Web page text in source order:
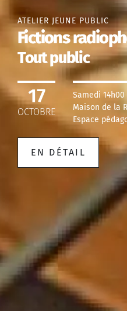
ATELIER JEUNE PUBLIC
Fictions
Tout public
17
OCTOBRE
Samedi 14h00
Maison de la
Espace
EN DÉTAIL